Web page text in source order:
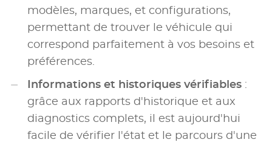
modèles, marques, et configurations,
permettant de trouver le véhicule qui
correspond parfaitement à vos besoins et
préférences.
Informations et historiques vérifiables :
grâce aux rapports d'historique et aux
diagnostics complets, il est aujourd'hui
facile de vérifier l'état et le parcours d'une